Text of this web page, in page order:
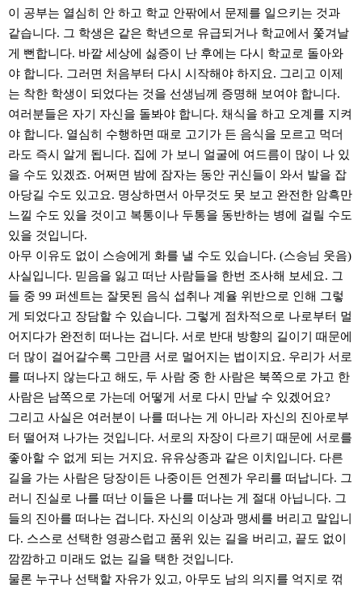
이 공부는 열심히 안 하고 학교 안팎에서 문제를 일으키는 것과
같습니다. 그 학생은 같은 학년으로 유급되거나 학교에서 쫓겨날
게 뻔합니다. 바깥 세상에 싫증이 난 후에는 다시 학교로 돌아와
야 합니다. 그러면 처음부터 다시 시작해야 하지요. 그리고 이제
는 착한 학생이 되었다는 것을 선생님께 증명해 보여야 합니다.
여러분들은 자기 자신을 돌봐야 합니다. 채식을 하고 오계를 지켜
야 합니다. 열심히 수행하면 때로 고기가 든 음식을 모르고 먹더
라도 즉시 알게 됩니다. 집에 가 보니 얼굴에 여드름이 많이 나 있
을 수도 있겠죠. 어쩌면 밤에 잠자는 동안 귀신들이 와서 발을 잡
아당길 수도 있고요. 명상하면서 아무것도 못 보고 완전한 암흑만
느낄 수도 있을 것이고 복통이나 두통을 동반하는 병에 걸릴 수도
있을 것입니다.
아무 이유도 없이 스승에게 화를 낼 수도 있습니다. (스승님 웃음)
사실입니다. 믿음을 잃고 떠난 사람들을 한번 조사해 보세요. 그
들 중 99 퍼센트는 잘못된 음식 섭취나 계율 위반으로 인해 그렇
게 되었다고 장담할 수 있습니다. 그렇게 점차적으로 나로부터 멀
어지다가 완전히 떠나는 겁니다. 서로 반대 방향의 길이기 때문에
더 많이 걸어갈수록 그만큼 서로 멀어지는 법이지요. 우리가 서로
를 떠나지 않는다고 해도, 두 사람 중 한 사람은 북쪽으로 가고 한
사람은 남쪽으로 가는데 어떻게 서로 다시 만날 수 있겠어요?
그리고 사실은 여러분이 나를 떠나는 게 아니라 자신의 진아로부
터 떨어져 나가는 것입니다. 서로의 자장이 다르기 때문에 서로를
좋아할 수 없게 되는 거지요. 유유상종과 같은 이치입니다. 다른
길을 가는 사람은 당장이든 나중이든 언젠가 우리를 떠납니다. 그
러니 진실로 나를 떠난 이들은 나를 떠나는 게 절대 아닙니다. 그
들의 진아를 떠나는 겁니다. 자신의 이상과 맹세를 버리고 말입니
다. 스스로 선택한 영광스럽고 품위 있는 길을 버리고, 끝도 없이
깜깜하고 미래도 없는 길을 택한 것입니다.
물론 누구나 선택할 자유가 있고, 아무도 남의 의지를 억지로 꺾